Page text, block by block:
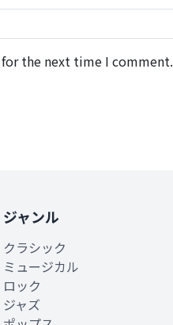
the next time I comment.
ジャンル
クラシック
ミュージカル
ロック
ジャズ